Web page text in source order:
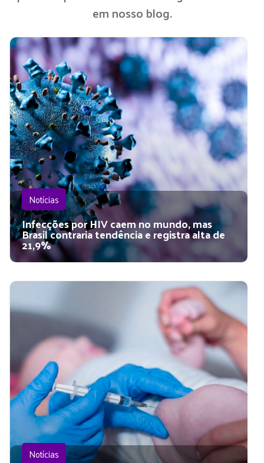
em nosso blog.
Notícias
Infecções por HIV caem no mundo, mas
Brasil contraria tendência e registra alta de
21,9%
Notícias